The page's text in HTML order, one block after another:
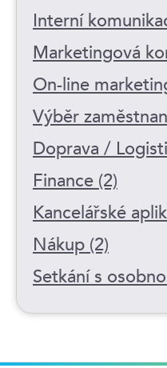
Interní
Marketingová
On-line
Výběr
Doprava /
Finance (2)
Kancelářské
Nákup (2)
Setkání s